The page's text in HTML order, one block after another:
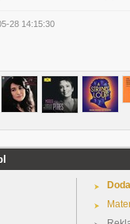
28 14:15:30